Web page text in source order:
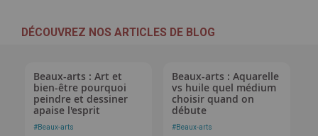
DÉCOUVREZ NOS ARTICLES DE BLOG
Beaux-arts : Art et
bien-être pourquoi
peindre et dessiner
apaise l'esprit
#Beaux-arts
Beaux-arts : Aquarelle
vs huile quel médium
choisir quand on
débute
#Beaux-arts